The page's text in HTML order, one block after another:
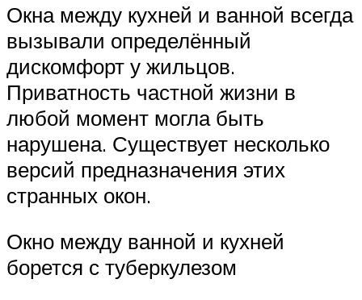
Окна между кухней и ванной всегда
вызывали определённый
дискомфорт у жильцов.
Приватность частной жизни в
любой момент могла быть
нарушена. Существует несколько
версий предназначения этих
странных окон.
Окно между ванной и кухней
борется с туберкулезом